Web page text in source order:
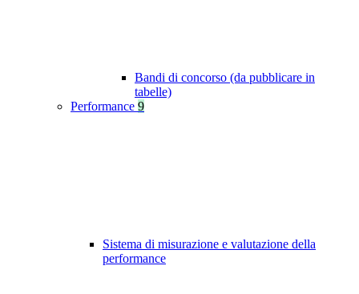
Bandi di concorso (da pubblicare in
tabelle)
Performance 9
Sistema di misurazione e valutazione della
performance